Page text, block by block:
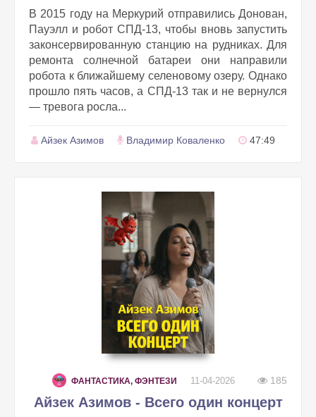
В 2015 году на Меркурий отправились Донован,
Пауэлл и робот СПД-13, чтобы вновь запустить
законсервированную станцию на рудниках. Для
ремонта солнечной батареи они направили
робота к ближайшему селеновому озеру. Однако
прошло пять часов, а СПД-13 так и не вернулся
— тревога росла...
Айзек Азимов Владимир Коваленко 47:49
ФАНТАСТИКА, ФЭНТЕЗИ 11-04-2026 185
Айзек Азимов - Всего один концерт